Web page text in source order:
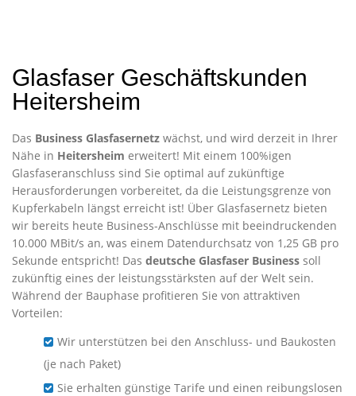
Glasfaser Geschäftskunden
Heitersheim
Das Business Glasfasernetz wächst, und wird derzeit in Ihrer
Nähe in Heitersheim erweitert! Mit einem 100%igen
Glasfaseranschluss sind Sie optimal auf zukünftige
Herausforderungen vorbereitet, da die Leistungsgrenze von
Kupferkabeln längst erreicht ist! Über Glasfasernetz bieten
wir bereits heute Business-Anschlüsse mit beeindruckenden
10.000 MBit/s an, was einem Datendurchsatz von 1,25 GB pro
Sekunde entspricht! Das deutsche Glasfaser Business soll
zukünftig eines der leistungsstärksten auf der Welt sein.
Während der Bauphase profitieren Sie von attraktiven
Vorteilen:
Wir unterstützen bei den Anschluss- und Baukosten
(je nach Paket)
Sie erhalten günstige Tarife und einen reibungslosen